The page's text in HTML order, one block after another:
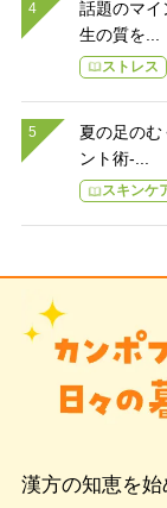
話題のマイ
生の質を...
ストレス
夏の足の
ント術-...
スキンケ
漢方の知恵を